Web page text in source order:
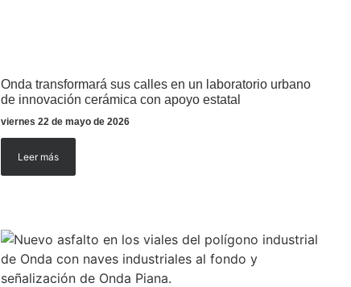
Onda transformará sus calles en un laboratorio urbano
de innovación cerámica con apoyo estatal
viernes 22 de mayo de 2026
Leer más